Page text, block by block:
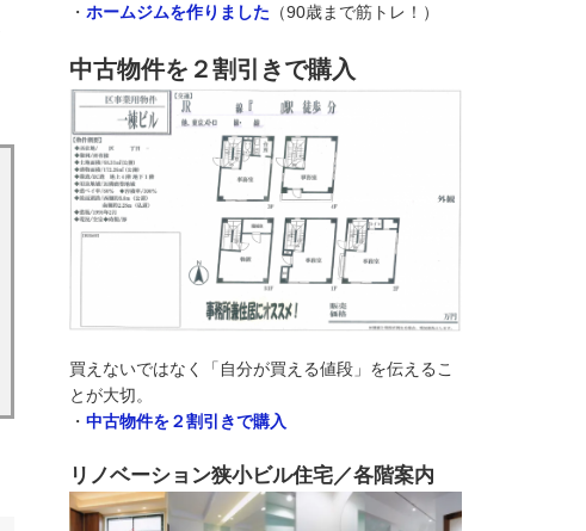
・ ホームジムを作りました （90歳まで筋トレ！）
中古物件を２割引きで購入
買えないではなく「自分が買える値段」を伝えるこ
とが大切。
・ 中古物件を２割引きで購入
リノベーション狭小ビル住宅／各階案内